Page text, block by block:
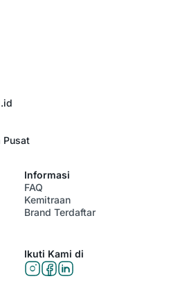
Pusat
Informasi
FAQ
Kemitraan
Brand Terdaftar
Ikuti Kami di